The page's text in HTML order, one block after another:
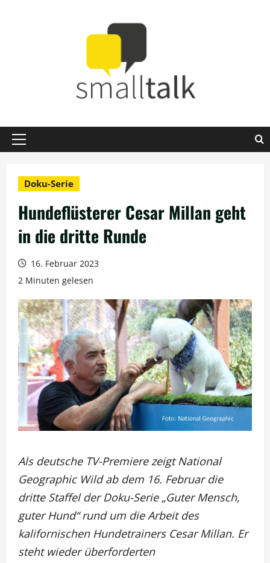
Primäres
Doku-Serie
Hundeflüsterer Cesar Millan geht
in die dritte Runde
16. Februar 2023
2 Minuten gelesen
Als deutsche TV-Premiere zeigt National
Geographic Wild ab dem 16. Februar die
dritte Staffel der Doku-Serie „Guter Mensch,
guter Hund“ rund um die Arbeit des
kalifornischen Hundetrainers Cesar Millan. Er
steht wieder überforderten